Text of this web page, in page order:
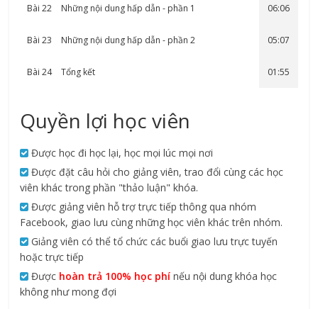
Bài 22 Những nội dung hấp dẫn - phần 1 06:06
Bài 23 Những nội dung hấp dẫn - phần 2 05:07
Bài 24 Tổng kết 01:55
Quyền lợi học viên
Được học đi học lại, học mọi lúc mọi nơi
Được đặt câu hỏi cho giảng viên, trao đổi cùng các học
viên khác trong phần "thảo luận" khóa.
Được giảng viên hỗ trợ trực tiếp thông qua nhóm
Facebook, giao lưu cùng những học viên khác trên nhóm.
Giảng viên có thể tổ chức các buổi giao lưu trực tuyến
hoặc trực tiếp
Được hoàn trả 100% học phí nếu nội dung khóa học
không như mong đợi